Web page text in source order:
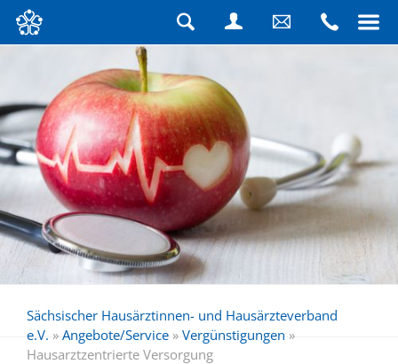
Navigation
überspringen
Nachricht
Sächsischer Hausärztinnen- und Hausärzteverband
e.V. » Angebote/Service» Vergünstigungen »
Hausarztzentrierte Versorgung